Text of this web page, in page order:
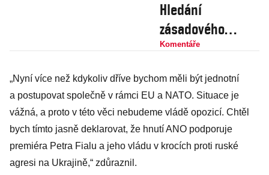
Hledání
zásadového
pragmatismu
Trumpa je tak
snadné
Komentáře
„Nyní více než kdykoliv dříve bychom měli být jednotní
a postupovat společně v rámci EU a NATO. Situace je
vážná, a proto v této věci nebudeme vládě opozicí. Chtěl
bych tímto jasně deklarovat, že hnutí ANO podporuje
premiéra Petra Fialu a jeho vládu v krocích proti ruské
agresi na Ukrajině,“ zdůraznil.